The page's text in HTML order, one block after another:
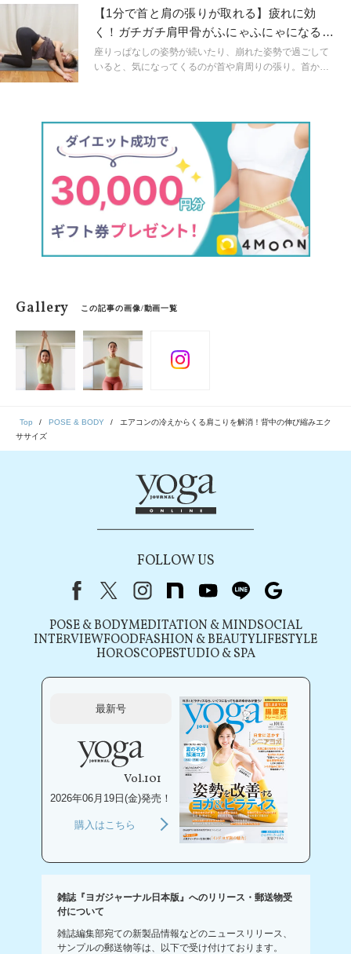
ラのポーズ」をご紹介します。
【1分で首と肩の張りが取れる】疲れに効
く！ガチガチ肩甲骨がふにゃふにゃになる
「肩甲骨ストレッチ」
座りっぱなしの姿勢が続いたり、崩れた姿勢で過ごして
いると、気になってくるのが首や肩周りの張り。首から
因になりかねません。1分でできる肩甲骨ストレッチをぜ
ひお試しください。
Gallery この記事の画像/動画一覧
Top POSE & BODY
エアコンの冷えからくる肩こりを解消！背中の伸び縮みエク
ササイズ
FOLLOW US
FacebookX（旧Twitter）
instagram
note youtubeline
POSE & BODYMEDITATION & MINDSOCIAL
INTERVIEWFOODFASHION & BEAUTYLIFESTYLE
HOROSCOPESTUDIO & SPA
最新号
Vol.101
2026年06月19日(金)発売！
購入はこちら
雑誌『ヨガジャーナル日本版』へのリリース・郵送物受
付について
雑誌編集部宛ての新製品情報などのニュースリリース、
サンプルの郵送物等は、以下で受け付けております。